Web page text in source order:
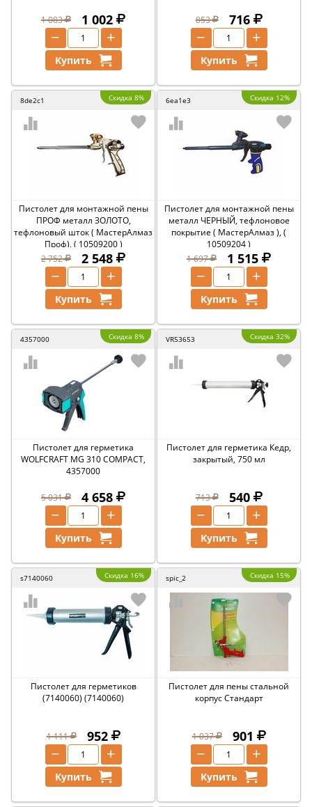
1 083 1 002
+
−
Купить
853 716
+
−
Купить
8de2c1 Скидка 8%
Пистолет для монтажной пены
ПРОФ металл ЗОЛОТО,
тефлоновый шток ( МастерАлмаз
Проф), ( 10509200 )
2 752
2 548
+
−
Купить
6ea1e3 Скидка 12%
Пистолет для монтажной пены
металл ЧЕРНЫЙ, тефлоновое
покрытие ( МастерАлмаз ), (
10509204 )
1 697
1 515
+
−
Купить
4357000 Скидка 8%
Пистолет для герметика
WOLFCRAFT MG 310 COMPACT,
4357000
5 031 4 658
+
−
Купить
VR53653 Скидка 32%
Пистолет для герметика Кедр,
закрытый, 750 мл
713 540
+
−
Купить
s7140060 Скидка 16%
Пистолет для герметиков
(7140060) (7140060)
1 111 952
+
−
Купить
spic_2 Скидка 15%
Пистолет для пены стальной
корпус Стандарт
1 037 901
+
−
Купить